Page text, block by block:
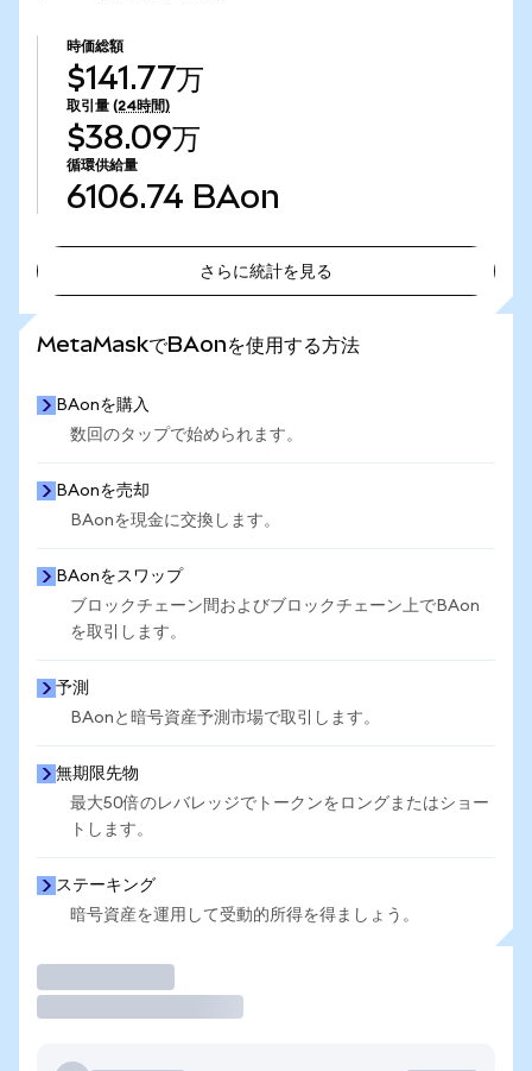
時価総額
$141.77万
取引量 (24時間)
$38.09万
循環供給量
6106.74 BAon
さらに統計を見る
MetaMaskでBAonを使用する方法
BAonを購入
数回のタップで始められます。
BAonを売却
BAonを現金に交換します。
BAonをスワップ
ブロックチェーン間およびブロックチェーン上でBAon
を取引します。
予測
BAonと暗号資産予測市場で取引します。
無期限先物
最大50倍のレバレッジでトークンをロングまたはショー
トします。
ステーキング
暗号資産を運用して受動的所得を得ましょう。